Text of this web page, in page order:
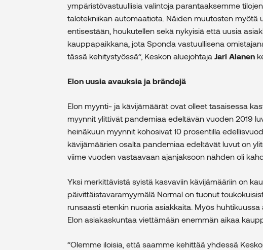
ympäristövastuullisia valintoja parantaaksemme
talotekniikan automaatiota. Näiden muutosten
entisestään, houkutellen sekä nykyisiä että uusia
kauppapaikkana, jota Sponda vastuullisena
tässä kehitystyössä”, Keskon aluejohtajaJari Alanen
Elon uusia avauksia ja brändejä
Elon myynti- ja kävijämäärät ovat olleet tasaisessa
myynnit ylittivät pandemiaa edeltävän vuoden 2019
heinäkuun myynnit kohosivat 10 prosentilla
kävijämäärien osalta pandemiaa edeltävät luvut on
viime vuoden vastaavaan ajanjaksoon nähden oli
Yksi merkittävistä syistä kasvaviin kävijämääriin on
päivittäistavaramyymälä Normal on tuonut
runsaasti etenkin nuoria asiakkaita. Myös
Elon asiakaskuntaa viettämään enemmän aikaa
”Olemme iloisia, että saamme kehittää yhdessä